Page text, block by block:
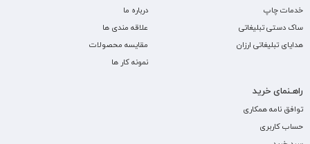
خدمات چاپ
ساک دستی تبلیغاتی
هدایای تبلیغاتی ارزان
درباره ما
علاقه مندی ها
مقایسه محصولات
نمونه کار ها
راهـنمای خرید
توافق نامه همکاری
حساب کاربری